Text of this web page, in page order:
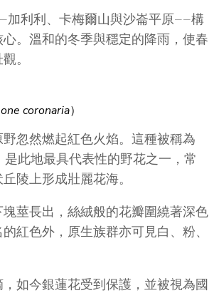
加利利、卡梅爾山與沙崙平原——構
。溫和的冬季與穩定的降雨，使春
。
coronaria）
忽然燃起紅色火焰。這種被稱為
此地最具代表性的野花之一，常
陵上形成壯麗花海。
莖長出，絲絨般的花瓣圍繞著深色
紅色外，原生族群亦可見白、粉、
如今銀蓮花受到保護，並被視為國